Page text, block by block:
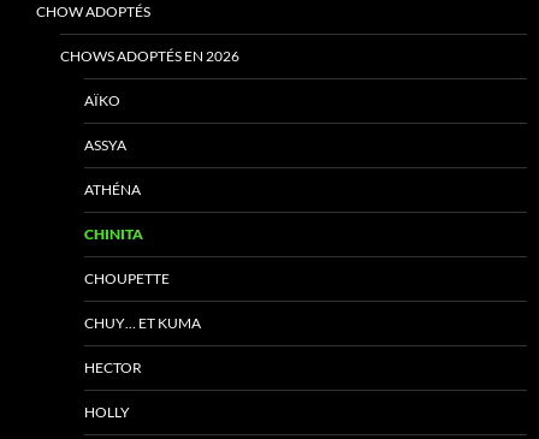
CHOW ADOPTÉS
CHOWS ADOPTÉS EN 2026
AÏKO
ASSYA
ATHÉNA
CHINITA
CHOUPETTE
CHUY… ET KUMA
HECTOR
HOLLY